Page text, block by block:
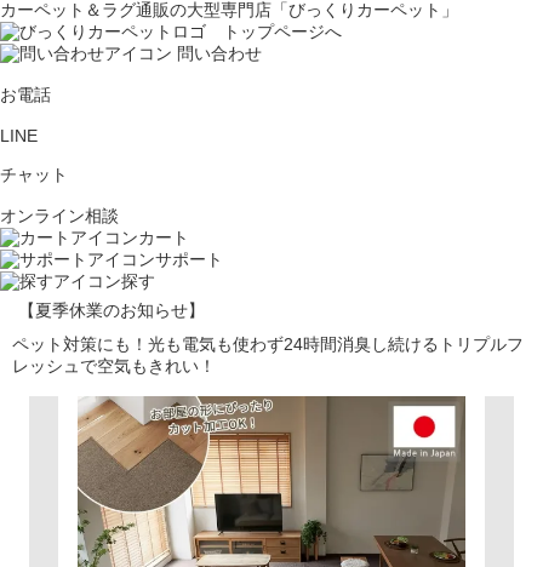
カーペット＆ラグ通販の大型専門店「びっくりカーペット」
問い合わせ
お電話
LINE
チャット
オンライン相談
カート
サポート
探す
【夏季休業のお知らせ】
ペット対策にも！光も電気も使わず24時間消臭し続けるトリプルフ
レッシュで空気もきれい！